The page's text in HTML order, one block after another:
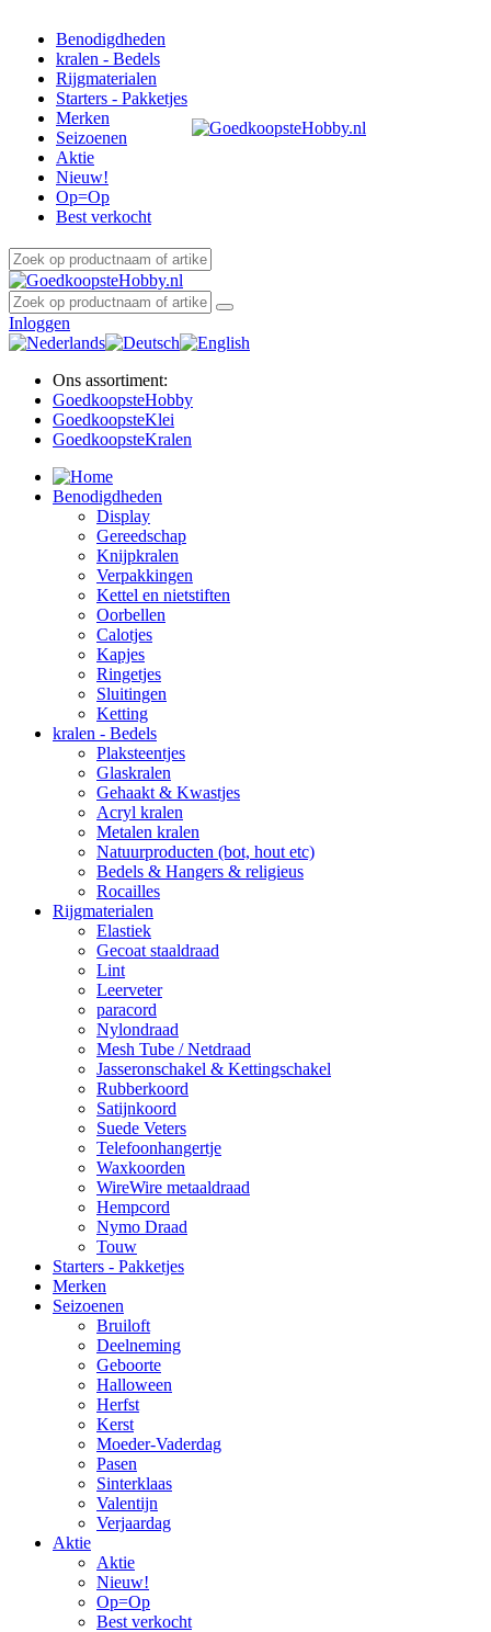
Benodigdheden
kralen - Bedels
Rijgmaterialen
Starters - Pakketjes
Merken
Seizoenen
Aktie
Nieuw!
Op=Op
Best verkocht
Inloggen
Ons assortiment:
GoedkoopsteHobby
GoedkoopsteKlei
GoedkoopsteKralen
Benodigdheden
Display
Gereedschap
Knijpkralen
Verpakkingen
Kettel en nietstiften
Oorbellen
Calotjes
Kapjes
Ringetjes
Sluitingen
Ketting
kralen - Bedels
Plaksteentjes
Glaskralen
Gehaakt & Kwastjes
Acryl kralen
Metalen kralen
Natuurproducten (bot, hout etc)
Bedels & Hangers & religieus
Rocailles
Rijgmaterialen
Elastiek
Gecoat staaldraad
Lint
Leerveter
paracord
Nylondraad
Mesh Tube / Netdraad
Jasseronschakel & Kettingschakel
Rubberkoord
Satijnkoord
Suede Veters
Telefoonhangertje
Waxkoorden
WireWire metaaldraad
Hempcord
Nymo Draad
Touw
Starters - Pakketjes
Merken
Seizoenen
Bruiloft
Deelneming
Geboorte
Halloween
Herfst
Kerst
Moeder-Vaderdag
Pasen
Sinterklaas
Valentijn
Verjaardag
Aktie
Aktie
Nieuw!
Op=Op
Best verkocht